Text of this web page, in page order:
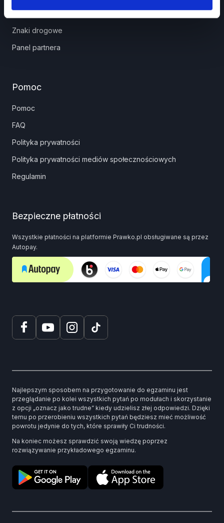
Jakie dokumenty i wnioski potrzebujesz?
Znaki drogowe
Panel partnera
Pomoc
Pomoc
FAQ
Polityka prywatności
Polityka prywatności mediów społecznościowych
Regulamin
Bezpieczne płatności
Wszystkie płatności na platformie Prawko.pl obsługiwane są przez
Autopay.
Najlepszym sposobem na przygotowanie do egzaminu jest
przeglądanie po kolei wszystkich pytań po modułach i skorzystanie
z opcji „oznacz jako trudne” kiedy udzielisz złej odpowiedzi. Dzięki
temu po przerobieniu wszystkich pytań będziesz mieć możliwość
powrotu jedynie do tych, które sprawiły Ci trudności.
Na koniec możesz sprawdzić swoją wiedzę poprzez
rozwiązywanie przykładowego egzaminu.